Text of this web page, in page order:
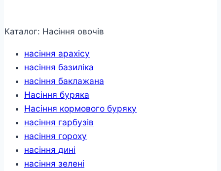
Каталог: Насіння овочів
насіння арахісу
насіння базиліка
насіння баклажана
Насіння буряка
Насіння кормового буряку
насіння гарбузів
насіння гороху
насіння дині
насіння зелені